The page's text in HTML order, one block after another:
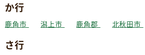
か行
鹿角市 潟上市 鹿角郡 北秋田市
さ行